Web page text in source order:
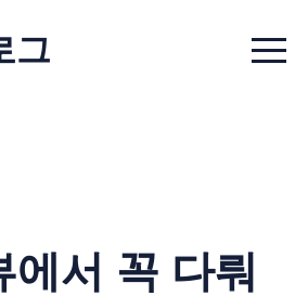
그 Menu
에서 꼭 다뤄